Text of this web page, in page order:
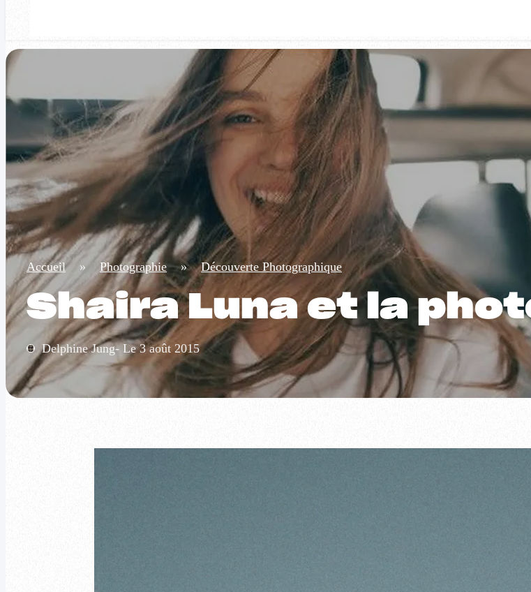
Accueil » Photographie » Découverte Photographique
Shaira Luna et la
Delphine Jung- Le 3 août 2015